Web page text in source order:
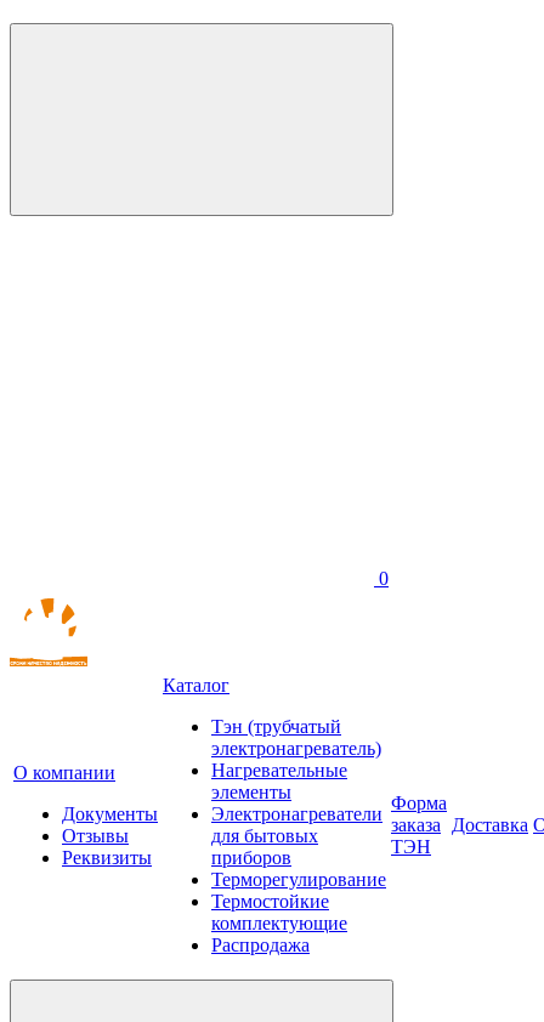
0
О компании
Документы
Отзывы
Реквизиты
Каталог
Тэн (трубчатый
электронагреватель)
Нагревательные
элементы
Электронагреватели
для бытовых
приборов
Терморегулирование
Термостойкие
комплектующие
Распродажа
Форма
заказа
ТЭН
Доставка